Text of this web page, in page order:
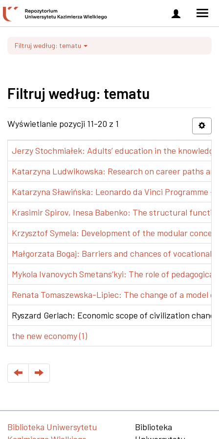
Zaloguj
się
Filtruj według: tematu
Filtruj według: tematu
Wyświetlanie pozycji 11-20 z 1
Jerzy Stochmiałek: Adults’ education in the
Katarzyna Ludwikowska: Research on career paths
Katarzyna Sławińska: Leonardo da Vinci Programme
Krasimir Spirov, Inesa Babenko: The structural
Krzysztof Symela: Development of the modular
Małgorzata Bogaj: Barriers and chances of vocational
Mykola Ivanovych Smetans’kyi: The role of
Renata Tomaszewska-Lipiec: The change of a model
Ryszard Gerlach: Economic scope of civilization
the new economy (1)
Biblioteka Uniwersytetu
Biblioteka